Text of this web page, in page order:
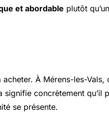
et abordable plutôt
À Mérens-les-
concrètement qu’il
se présente.